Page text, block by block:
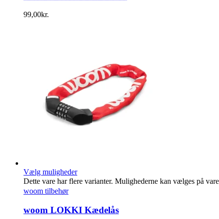
99,00kr.
Vælg muligheder
Dette vare har flere varianter. Mulighederne kan vælges på
woom tilbehør
woom LOKKI Kædelås